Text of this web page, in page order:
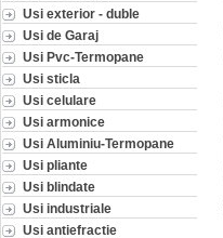
Usi exterior - duble
Usi de Garaj
Usi Pvc-Termopane
Usi sticla
Usi celulare
Usi armonice
Usi Aluminiu-Termopane
Usi pliante
Usi blindate
Usi industriale
Usi antiefractie